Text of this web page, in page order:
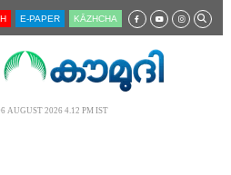
E-PAPER KĀZHCHA
AUGUST 2026 4.12 PM IST